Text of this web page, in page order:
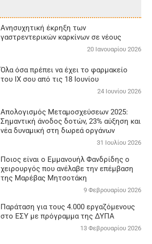
Aνησυχητική έκρηξη των
γαστρεντερικών καρκίνων σε νέους
20 Ιανουαρίου 2026
Όλα όσα πρέπει να έχει το φαρμακείο
του ΙΧ σου από τις 18 Ιουνίου
24 Ιουνίου 2026
Απολογισμός Μεταμοσχεύσεων 2025:
Σημαντική άνοδος δοτών, 23% αύξηση και
νέα δυναμική στη δωρεά οργάνων
31 Ιουλίου 2026
Ποιος είναι ο Εμμανουήλ Φανδρίδης ο
χειρουργός που ανέλαβε την επέμβαση
της Μαρέβας Μητσοτάκη
9 Φεβρουαρίου 2026
Παράταση για τους 4.000 εργαζόμενους
στο ΕΣΥ με πρόγραμμα της ΔΥΠΑ
13 Φεβρουαρίου 2026